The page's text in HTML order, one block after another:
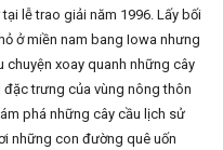
lễ trao giải năm 1996. Lấy bối
ở miền nam bang Iowa nhưng
xoay quanh những cây
trưng của vùng nông thôn
phá những cây cầu lịch sử
những con đường quê uốn